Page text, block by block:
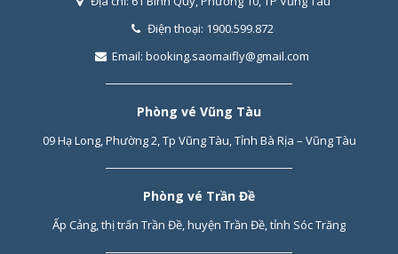
Điện thoại: 1900.599.872
Email: booking.saomaifly@gmail.com
Phòng vé Vũng Tàu
09 Hạ Long, Phường 2, Tp Vũng Tàu, Tỉnh Bà Rịa – Vũng Tàu
Phòng vé Trần Đề
Ấp Cảng, thị trấn Trần Đề, huyện Trần Đề, tỉnh Sóc Trăng